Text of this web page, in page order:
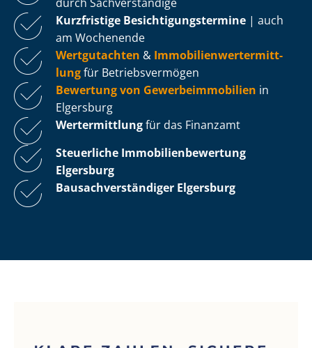
Kurzfristige Be­sich­ti­gungs­ter­mi­ne | auch
am Wochenende
Wertgutachten & Im­mo­bi­li­en­wert­ermitt­
lungfür Be­triebs­ver­mö­gen
Bewertung von Ge­wer­be­im­mo­bi­li­en in
Elgersburg
Wertermittlungfür das Finanzamt
Steuerliche Im­mo­bi­li­en­be­wer­tung
Elgersburg
Bau­sach­ver­stän­di­ger Elgersburg